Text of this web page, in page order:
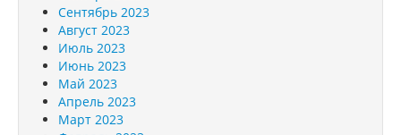
Сентябрь 2023
Август 2023
Июль 2023
Июнь 2023
Май 2023
Апрель 2023
Март 2023